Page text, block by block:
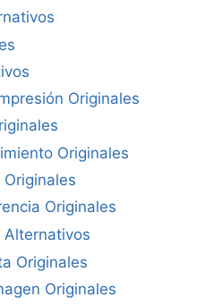
Originales
Originales
Originales
Alternativos
Originales
Originales